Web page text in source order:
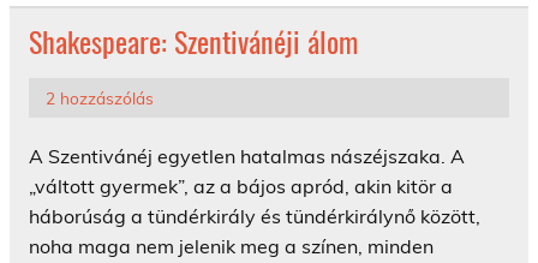
Shakespeare: Szentivánéji álom
2 hozzászólás
A Szentivánéj egyetlen hatalmas nászéjszaka. A
„váltott gyermek”, az a bájos apród, akin kitör a
háborúság a tündérkirály és tündérkirálynő között,
noha maga nem jelenik meg a színen, minden